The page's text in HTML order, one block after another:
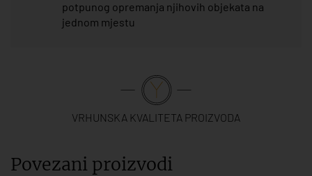
potpunog opremanja njihovih objekata na
jednom mjestu
VRHUNSKA KVALITETA PROIZVODA
Povezani proizvodi